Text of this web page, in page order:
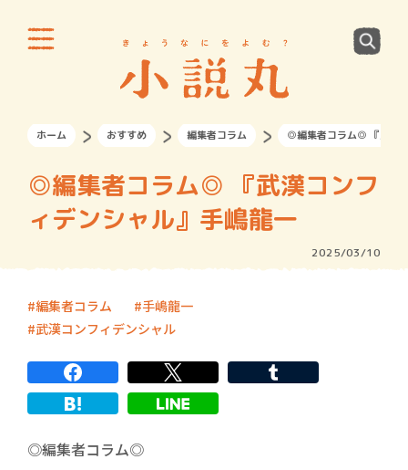
ホーム おすすめ 編集者コラム ◎編集者コラム◎ 『武漢
◎編集者コラム◎ 『武漢コンフ
ィデンシャル』手嶋龍一
2025/03/10
編集者コラム
手嶋龍一
武漢コンフィデンシャル
◎編集者コラム◎